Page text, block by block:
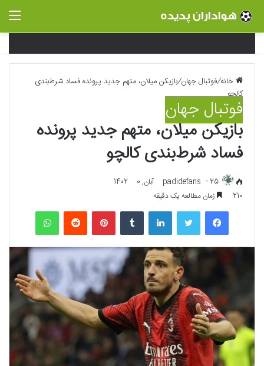
خانه/فوتبال جهان/بازیکن میلان، متهم جدید پرونده فساد شرط‌بندی
کالچو
فوتبال جهان
بازیکن میلان، متهم جدید پرونده
فساد شرط‌بندی کالچو
padidefans 25 آبان, 1402
0
210
زمان مطالعه یک دقیقه
فیسبوک لینکداین پینتریست